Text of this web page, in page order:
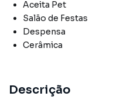
Aceita Pet
Salão de Festas
Despensa
Cerâmica
Descrição